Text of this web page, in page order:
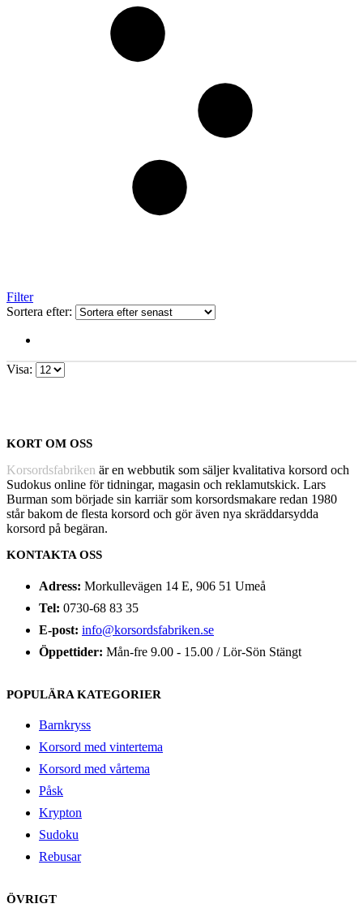
Filter
Sortera efter:
Visa:
KORT OM OSS
Korsordsfabriken är en webbutik som säljer kvalitativa korsord och
Sudokus online för tidningar, magasin och reklamutskick. Lars
Burman som började sin karriär som korsordsmakare redan 1980
står bakom de flesta korsord och gör även nya skräddarsydda
korsord på begäran.
KONTAKTA OSS
Adress: Morkullevägen 14 E, 906 51 Umeå
Tel: 0730-68 83 35
E-post: info@korsordsfabriken.se
Öppettider: Mån-fre 9.00 - 15.00 / Lör-Sön Stängt
POPULÄRA KATEGORIER
Barnkryss
Korsord med vintertema
Korsord med vårtema
Påsk
Krypton
Sudoku
Rebusar
ÖVRIGT